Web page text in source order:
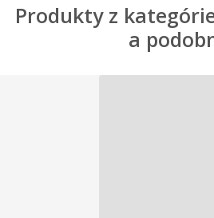
Produkty z
a